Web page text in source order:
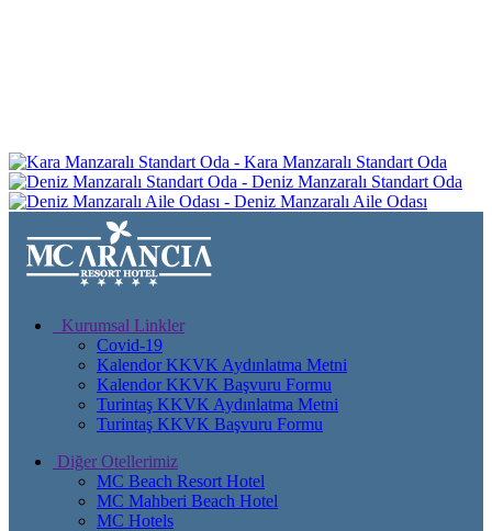
Kara Manzaralı Standart Oda
Deniz Manzaralı Standart Oda
Deniz Manzaralı Aile Odası
Kurumsal Linkler
Covid-19
Kalendor KKVK Aydınlatma Metni
Kalendor KKVK Başvuru Formu
Turintaş KKVK Aydınlatma Metni
Turintaş KKVK Başvuru Formu
Diğer Otellerimiz
MC Beach Resort Hotel
MC Mahberi Beach Hotel
MC Hotels